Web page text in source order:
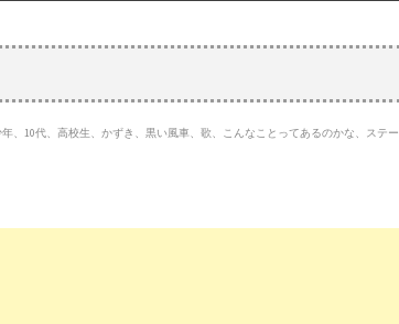
、10代、高校生、かずき、黒い風車、歌、こんなことってあるのかな、ステー